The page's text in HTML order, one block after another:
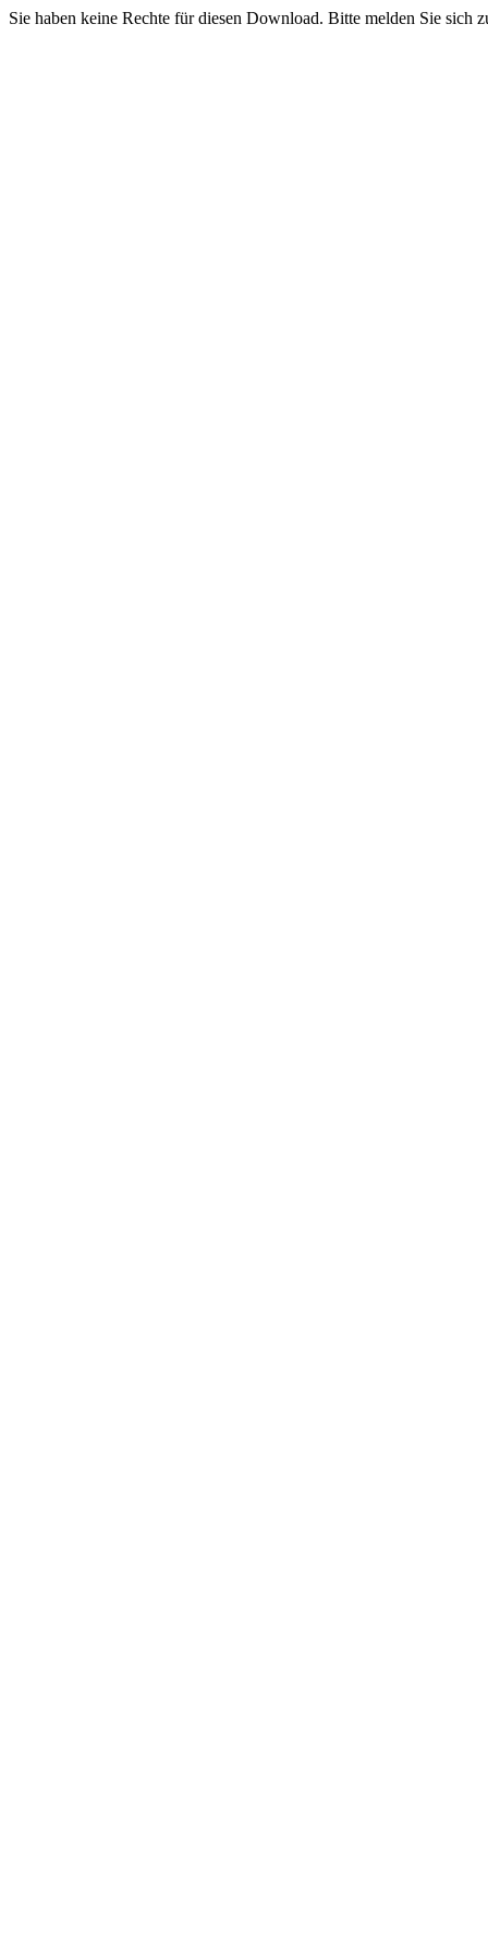
Sie haben keine Rechte für diesen Download. Bitte melden Sie sich